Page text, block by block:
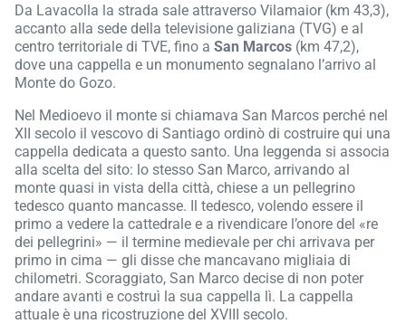
Da Lavacolla la strada sale attraverso Vilamaior (km 43,3),
accanto alla sede della televisione galiziana (TVG) e al
centro territoriale di TVE, fino a San Marcos (km 47,2),
dove una cappella e un monumento segnalano l’arrivo al
Monte do Gozo.
Nel Medioevo il monte si chiamava San Marcos perché nel
XII secolo il vescovo di Santiago ordinò di costruire qui una
cappella dedicata a questo santo. Una leggenda si associa
alla scelta del sito: lo stesso San Marco, arrivando al
monte quasi in vista della città, chiese a un pellegrino
tedesco quanto mancasse. Il tedesco, volendo essere il
primo a vedere la cattedrale e a rivendicare l’onore del «re
dei pellegrini» — il termine medievale per chi arrivava per
primo in cima — gli disse che mancavano migliaia di
chilometri. Scoraggiato, San Marco decise di non poter
andare avanti e costruì la sua cappella lì. La cappella
attuale è una ricostruzione del XVIII secolo.